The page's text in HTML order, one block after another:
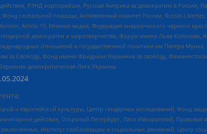
РЭНД корпорейшн, Русская Америка за демократию в России,
глобальной помощи, Антивоенный комитет России, Russie-
Article 19, Мнение медиа, Федерация анархического черного
демократии и миротворчества, Форум имени Льва Копелева,
отношений и государственной политики им Питера
Свободу, Фонд имени Фридриха Науманна за свободу,
демократическая Лига Украины
и европейской культуры, Центр гендерных исследований, Фонд
действие, Открытый Петербург, Лига Избирателей, Правовая
Институт глобализации и социальных движений, Центр